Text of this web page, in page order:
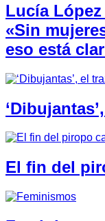
Lucía
«Sin
eso está
El fin del